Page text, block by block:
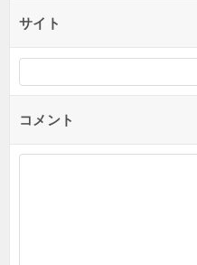
サイト
コメント